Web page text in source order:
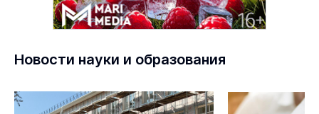
Новости науки и образования